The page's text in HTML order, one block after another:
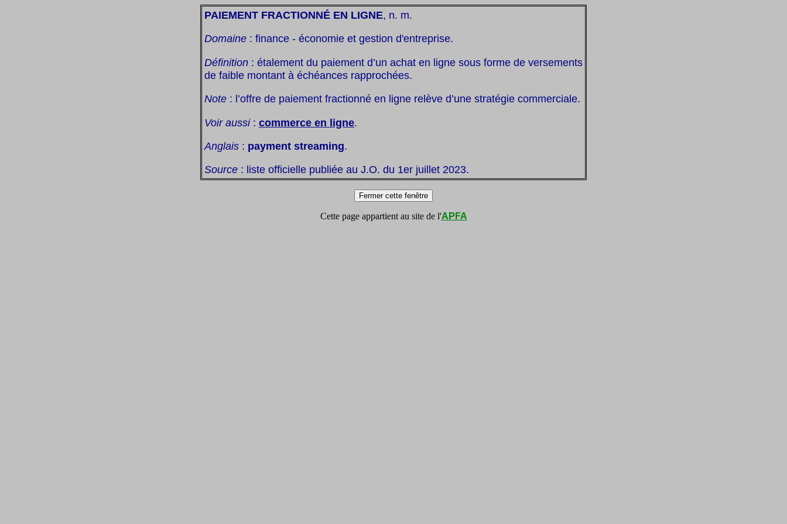
PAIEMENT FRACTIONNÉ EN LIGNE, n. m.
Domaine : finance - économie et gestion d'entreprise.
Définition : étalement du paiement d’un achat en ligne sous forme de versements
de faible montant à échéances rapprochées.
Note : l’offre de paiement fractionné en ligne relève d’une stratégie commerciale.
Voir aussi: commerce en ligne.
Anglais : payment streaming.
Source : liste officielle publiée au J.O. du 1er juillet 2023.
Cette page appartient au site de l'APFA